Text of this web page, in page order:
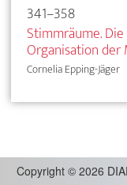
341–358
Stimmräume.
Organisation der
Cornelia Epping-Jäger
Copyright © 2026